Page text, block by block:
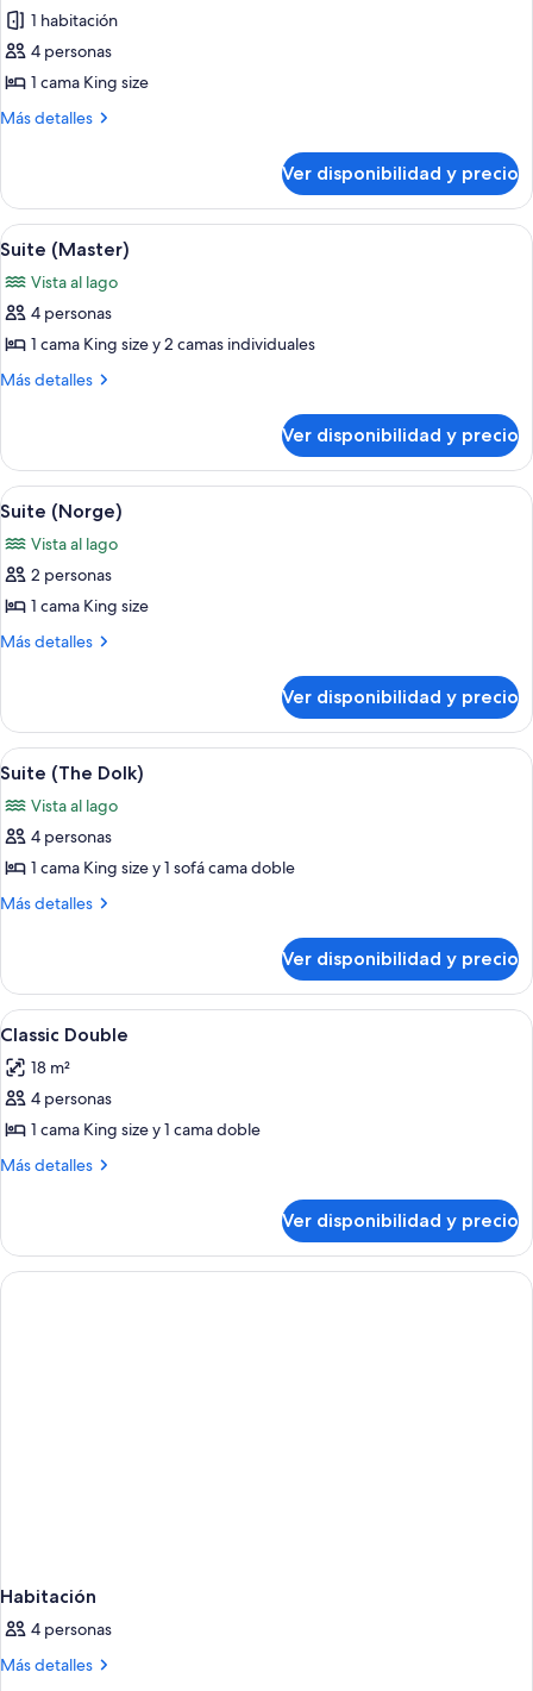
balcón
(Spacious)
las
fotos
de
Habitación,
King
size,
balcón
(Spacious)
1 habitación
4 personas
1 cama King size
Más detalles
Más
1
cama
King
balcón
(Spacious)
Ver disponibilidad y precio
Ver
todas
las
fotos
de
Suite
Un comedor moderno con una
4
Suite (Master)
Vista al lago
4 personas
1 cama King size y 2 camas individuales
Más detalles
Más
(Master)
Ver disponibilidad y precio
Ver
todas
las
fotos
de
Suite
Una sala de estar moderna con una
6
Suite (Norge)
Vista al lago
2 personas
1 cama King size
Más detalles
Más
(Norge)
Ver disponibilidad y precio
Ver
todas
las
fotos
de
Suite
Un dormitorio moderno con cama,
6
Suite (The Dolk)
Vista al lago
4 personas
1 cama King size y 1 sofá cama doble
Más detalles
Más
(The
Dolk)
Ver disponibilidad y precio
Ver
todas
las
fotos
de
Classic
Minibar, caja de seguridad en la
6
Classic Double
18 m²
4 personas
1 cama King size y 1 cama doble
Más detalles
Más
Double
Ver disponibilidad y precio
Habitación
4 personas
Más detalles
Más